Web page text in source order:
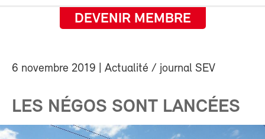
DEVENIR MEMBRE
6 novembre 2019 | Actualité / journal SEV
LES NÉGOS SONT LANCÉES